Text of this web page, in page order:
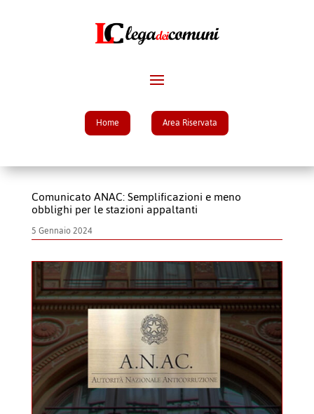
Home Area Riservata
Comunicato ANAC: Semplificazioni e meno
obblighi per le stazioni appaltanti
5 Gennaio 2024